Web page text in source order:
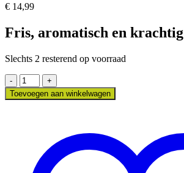
€ 14,99
Fris, aromatisch en krachtig
Slechts 2 resterend op voorraad
Maison
Berger
navulling
aantal
Toevoegen aan winkelwagen